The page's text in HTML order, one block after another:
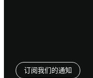
订阅我们的通知